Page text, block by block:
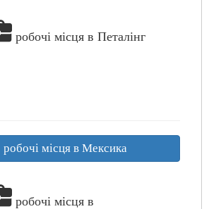
робочі місця в Петалінг
робочі місця в Мексика
робочі місця в